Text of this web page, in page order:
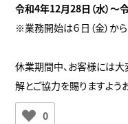
令和4年12月28日（水）～
※業務開始は６日（金）から
休業期間中、お客様には大
解とご協力を賜りますよう
0